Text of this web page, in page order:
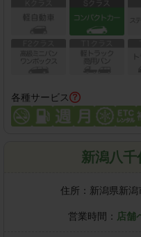
各種サービス
新潟八千
住所： 新潟県新
営業時間： 店舗